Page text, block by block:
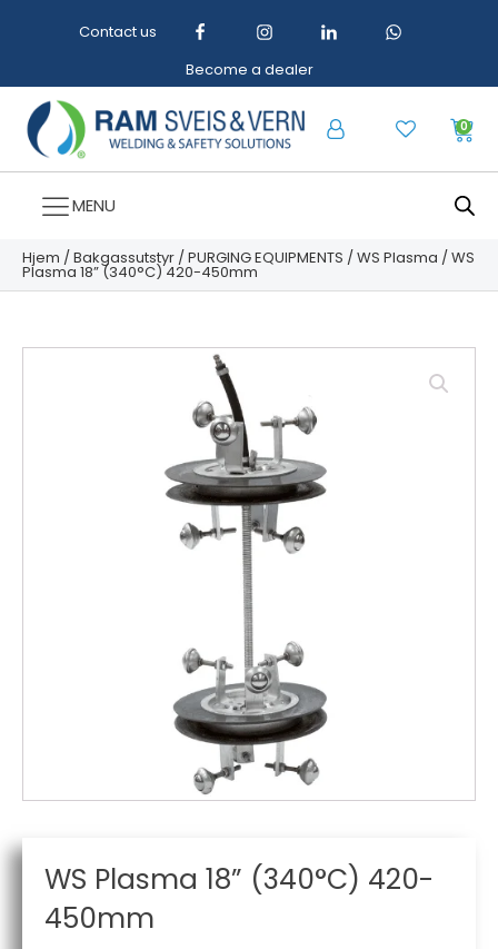
Contact us
Become a dealer
0
MENU
Hjem /Bakgassutstyr /PURGING EQUIPMENTS /WS Plasma / WS
Plasma 18” (340°C) 420-450mm
WS Plasma 18” (340°C) 420-
450mm